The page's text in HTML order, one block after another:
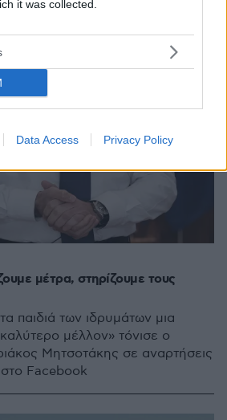
it was collected.
Data Access Privacy Policy
μέτρα, στηρίζουμε τους
παιδιά των ιδρυμάτων µια
μέλλον» τόνισε ο
Μητσοτάκης σε αναρτήσεις
Facebook